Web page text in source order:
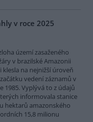
v roce 2025
území zasaženého
v brazilské Amazonii
klesla na nejnižší úroveň
vedení záznamů v
1985. Vyplývá to z údajů
informovala stanice
hektarů amazonského
15,8 milionu